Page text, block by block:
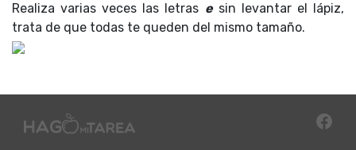
Realiza varias veces las letras esin levantar el lápiz,
trata de que todas te queden del mismo tamaño.